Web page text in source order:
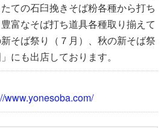
ての石臼挽きそば粉各種から打ち
富なそば打ち道具各種取り揃えて
そば祭り（７月）、秋の新そば祭
にも出店しております。
www.yonesoba.com/